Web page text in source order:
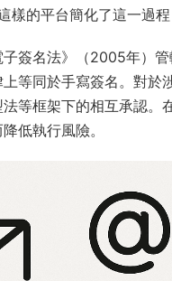
的平台簡化了這一過程
簽名法》（2005年）
等同於手寫簽名。對
等框架下的相互承認
低執行風險。